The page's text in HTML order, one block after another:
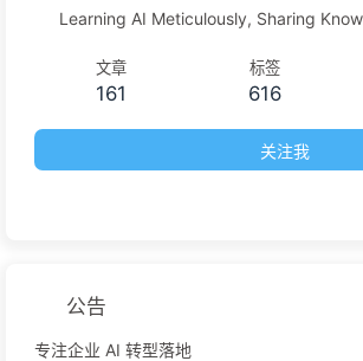
Learning AI Meticulously, Sharing
文章
161
标签
616
关注我
公告
专注企业 AI 转型落地